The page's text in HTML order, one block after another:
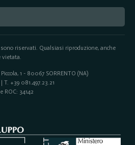
riservati. Qualsiasi riproduzione, anche
vietata.
1 - 80067 SORRENTO (NA)
T. +39 081.497.23.21
ROC: 34142